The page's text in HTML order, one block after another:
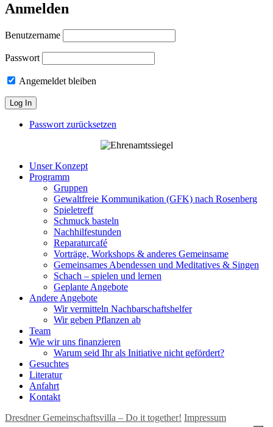
Anmelden
Benutzername
Passwort
Angemeldet bleiben
Passwort zurücksetzen
Unser Konzept
Programm
Gruppen
Gewaltfreie Kommunikation (GFK) nach Rosenberg
Spieletreff
Schmuck basteln
Nachhilfestunden
Reparaturcafé
Vorträge, Workshops & anderes Gemeinsame
Gemeinsames Abendessen und Meditatives & Singen
Schach – spielen und lernen
Geplante Angebote
Andere Angebote
Wir vermitteln Nachbarschaftshelfer
Wir geben Pflanzen ab
Team
Wie wir uns finanzieren
Warum seid Ihr als Initiative nicht gefördert?
Gesuchtes
Literatur
Anfahrt
Kontakt
Dresdner Gemeinschaftsvilla – Do it together! Impressum